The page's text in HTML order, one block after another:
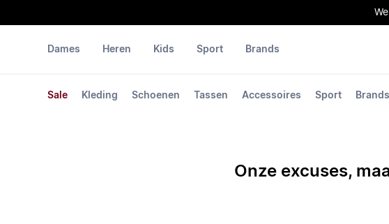
Dames
Sale Kleding Schoenen Tassen Accessoires Sport Brands
Heren Kids Sport Brands
Onze excuses,